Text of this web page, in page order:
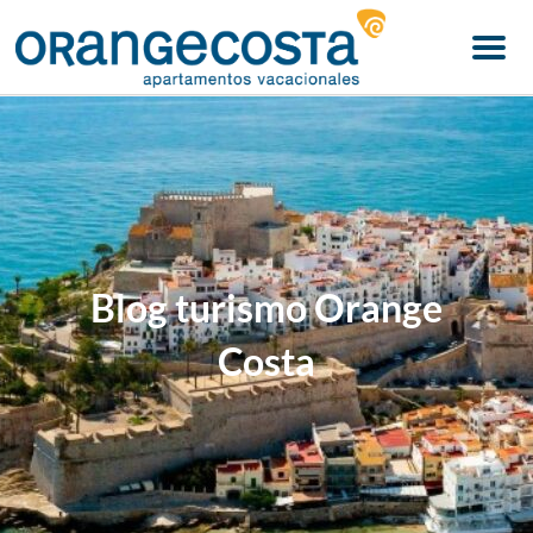
Menu
Blog turismo Orange
Costa